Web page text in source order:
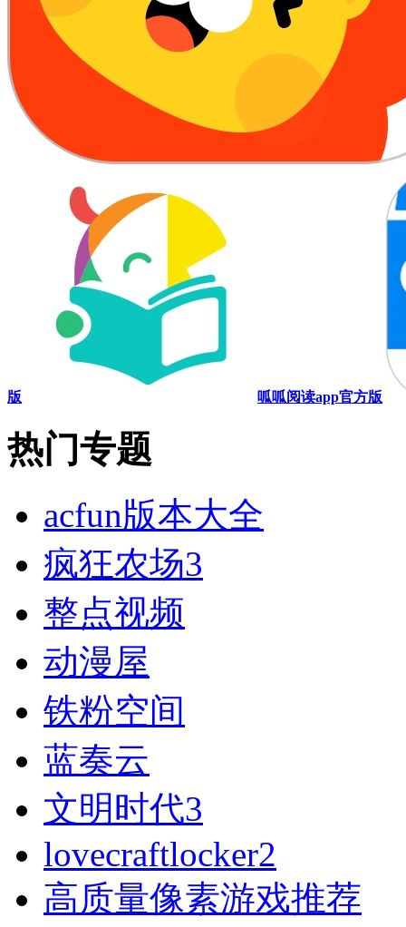
版 呱呱阅读app官方版
热门专题
acfun版本大全
疯狂农场3
整点视频
动漫屋
铁粉空间
蓝奏云
文明时代3
lovecraftlocker2
高质量像素游戏推荐